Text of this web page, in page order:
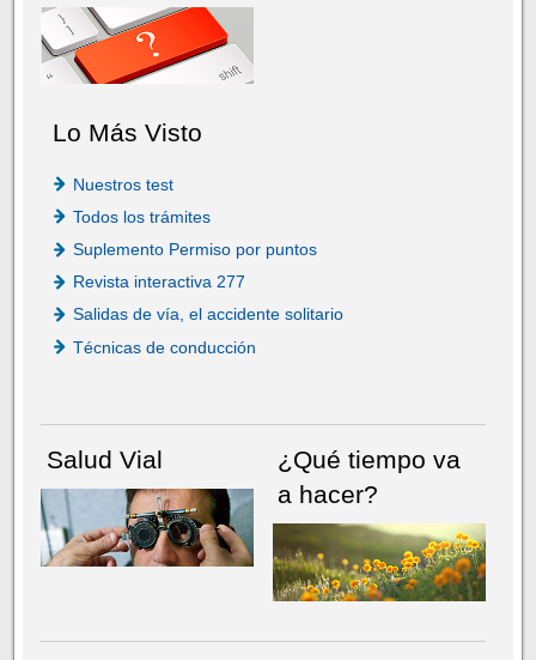
Lo Más Visto
Nuestros test
Todos los trámites
Suplemento Permiso por puntos
Revista interactiva 277
Salidas de vía, el accidente solitario
Técnicas de conducción
Salud Vial
¿Qué tiempo va
a hacer?